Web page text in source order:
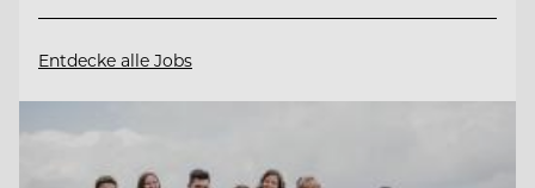
Entdecke alle Jobs